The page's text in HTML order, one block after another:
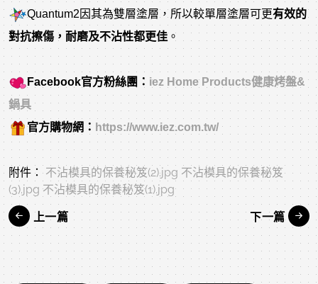
Quantum2因其為雙層塗層，所以較單層塗層可更有效的
對抗擦傷，耐磨及不沾性都更佳。
Facebook官方粉絲團： iez Home Products健康烤盤&
鍋具
官方購物網： https://www.iez.com.tw/
附件： 不沾模具的保養秘笈(2).jpg 不沾模具的保養秘笈
(3).jpg 不沾模具的保養秘笈(1).jpg
上一篇 下一篇